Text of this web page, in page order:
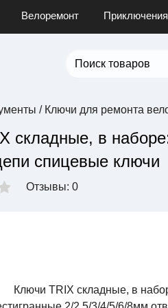
Велоремонт Приключения
/ Ключи для ремонта
складные, в
спицевые ключи
Отзывы: 0